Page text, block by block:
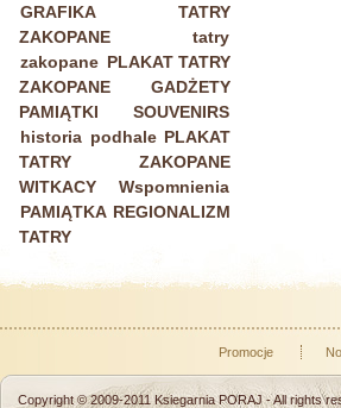
GRAFIKA TATRY
ZAKOPANE
tatry
zakopane PLAKAT TATRY
ZAKOPANE
GADŻETY
PAMIĄTKI SOUVENIRS
historia podhale PLAKAT
TATRY ZAKOPANE
WITKACY
Wspomnienia
PAMIĄTKA REGIONALIZM
TATRY
Promocje
Copyright © 2009-2011 Ksiegarnia PORAJ- All rights